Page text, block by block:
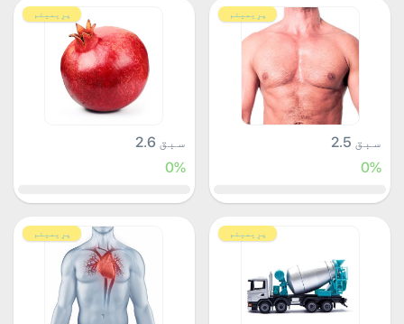
پرِیمیئم
سبق 2.5
0%
پرِیمیئم
سبق 2.6
0%
پرِیمیئم پرِیمیئم